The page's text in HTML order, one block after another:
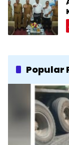
Popular